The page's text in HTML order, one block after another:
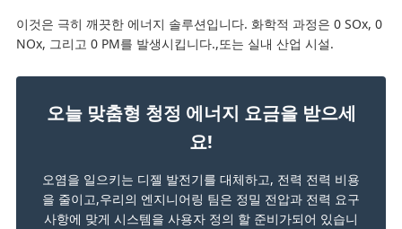
이것은 극히 깨끗한 에너지 솔루션입니다. 화학적 과정은 0 SOx, 0
NOx, 그리고 0 PM를 발생시킵니다.,또는 실내 산업 시설.
오늘 맞춤형 청정 에너지 요금을 받으세
요!
오염을 일으키는 디젤 발전기를 대체하고, 전력 전력 비용
을 줄이고,우리의 엔지니어링 팀은 정밀 전압과 전력 요구
사항에 맞게 시스템을 사용자 정의 할 준비가되어 있습니